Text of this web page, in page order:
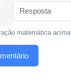
matemática acima